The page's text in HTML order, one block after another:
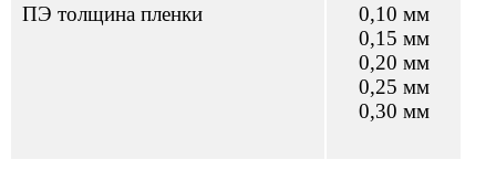
ПЭ толщина пленки
0,10 мм
0,15 мм
0,20 мм
0,25 мм
0,30 мм